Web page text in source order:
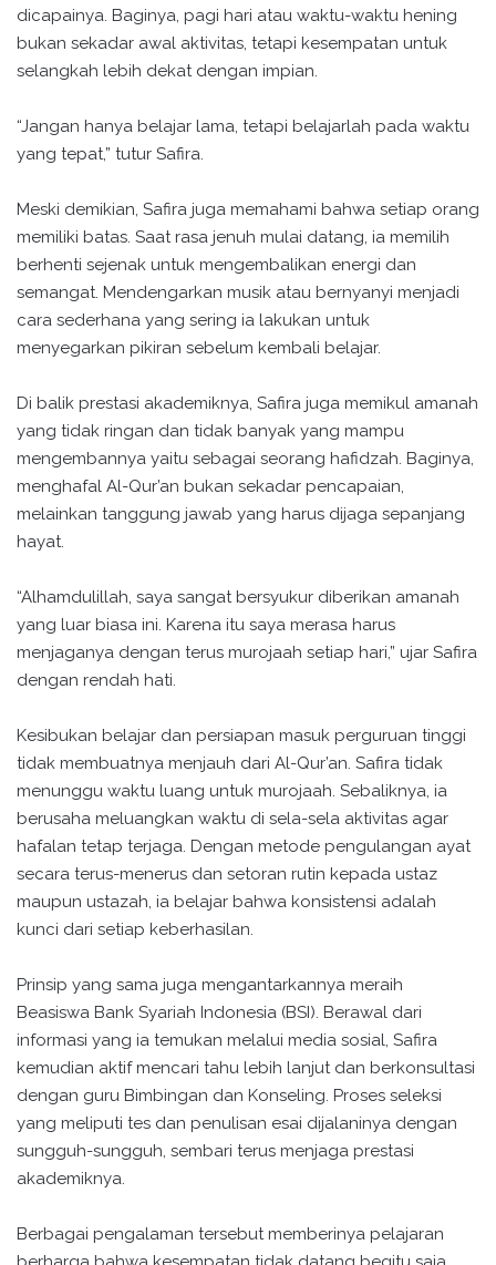
dicapainya. Baginya, pagi hari atau waktu-waktu hening
bukan sekadar awal aktivitas, tetapi kesempatan untuk
selangkah lebih dekat dengan impian.
“Jangan hanya belajar lama, tetapi belajarlah pada waktu
yang tepat,” tutur Safira.
Meski demikian, Safira juga memahami bahwa setiap orang
memiliki batas. Saat rasa jenuh mulai datang, ia memilih
berhenti sejenak untuk mengembalikan energi dan
semangat. Mendengarkan musik atau bernyanyi menjadi
cara sederhana yang sering ia lakukan untuk
menyegarkan pikiran sebelum kembali belajar.
Di balik prestasi akademiknya, Safira juga memikul amanah
yang tidak ringan dan tidak banyak yang mampu
mengembannya yaitu sebagai seorang hafidzah. Baginya,
menghafal Al-Qur’an bukan sekadar pencapaian,
melainkan tanggung jawab yang harus dijaga sepanjang
hayat.
“Alhamdulillah, saya sangat bersyukur diberikan amanah
yang luar biasa ini. Karena itu saya merasa harus
menjaganya dengan terus murojaah setiap hari,” ujar Safira
dengan rendah hati.
Kesibukan belajar dan persiapan masuk perguruan tinggi
tidak membuatnya menjauh dari Al-Qur’an. Safira tidak
menunggu waktu luang untuk murojaah. Sebaliknya, ia
berusaha meluangkan waktu di sela-sela aktivitas agar
hafalan tetap terjaga. Dengan metode pengulangan ayat
secara terus-menerus dan setoran rutin kepada ustaz
maupun ustazah, ia belajar bahwa konsistensi adalah
kunci dari setiap keberhasilan.
Prinsip yang sama juga mengantarkannya meraih
Beasiswa Bank Syariah Indonesia (BSI). Berawal dari
informasi yang ia temukan melalui media sosial, Safira
kemudian aktif mencari tahu lebih lanjut dan berkonsultasi
dengan guru Bimbingan dan Konseling. Proses seleksi
yang meliputi tes dan penulisan esai dijalaninya dengan
sungguh-sungguh, sembari terus menjaga prestasi
akademiknya.
Berbagai pengalaman tersebut memberinya pelajaran